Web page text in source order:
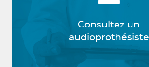
Consultez un
audioprothésiste